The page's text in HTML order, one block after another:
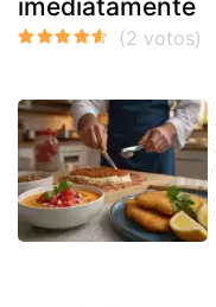
imediatamente